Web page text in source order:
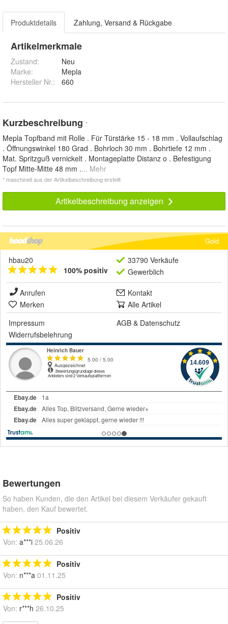
Produktdetails Zahlung, Versand & Rückgabe
Artikelmerkmale
Zustand:
Neu
Marke:
Mepla
Hersteller Nr.:
660
Kurzbeschreibung *
Mepla Topfband mit Rolle . Für Türstärke 15 - 18 mm . Vollaufschlag
. Öffnungswinkel 180 Grad . Bohrloch 30 mm . Bohrtiefe 12 mm .
Mat. Spritzguß vernickelt . Montageplatte Distanz o . Befestigung
Topf Mitte-Mitte 48 mm .... Mehr
* maschinell aus der Artikelbeschreibung erstellt
Artikelbeschreibung anzeigen
Gold
hbau20
100% positiv
33790 Verkäufe
Gewerblich
Anrufen
Kontakt
Merken
Alle Artikel
Impressum
AGB & Datenschutz
Widerrufsbelehrung
Bewertungen
So haben Kunden, die den Artikel bei diesem Verkäufer gekauft
haben, den Kauf bewertet.
Positiv
Von: a***i 25.06.26
Positiv
Von: n***a 01.11.25
Positiv
Von: r***h 26.10.25